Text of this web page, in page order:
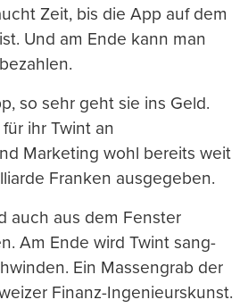
Zeit, bis die App auf dem
Und am Ende kann man
so sehr geht sie ins Geld.
ihr Twint an
Marketing wohl bereits weit
Franken ausgegeben.
auch aus dem Fenster
Am Ende wird Twint sang-
Ein Massengrab der
Finanz-Ingenieurskunst.